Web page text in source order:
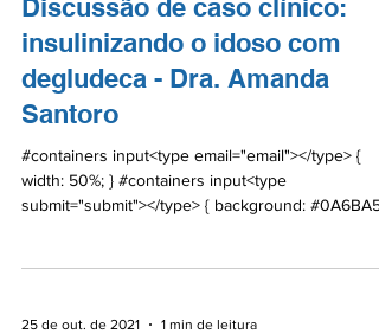
Discussão de caso clínico:
insulinizando o idoso com
degludeca - Dra. Amanda
Santoro
#containers input<type email="email"></type> {
width: 50%; } #containers input<type
submit="submit"></type> { background: #0A6BA5;
25 de out. de 2021 1 min de leitura